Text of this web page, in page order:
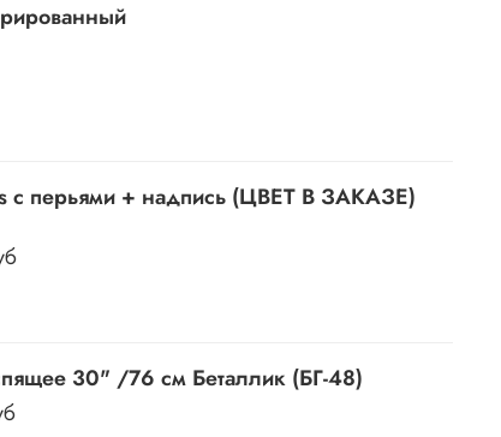
c перьями + надпись (ЦВЕТ В ЗАКАЗЕ)
30" /76 см Беталлик (БГ-48)